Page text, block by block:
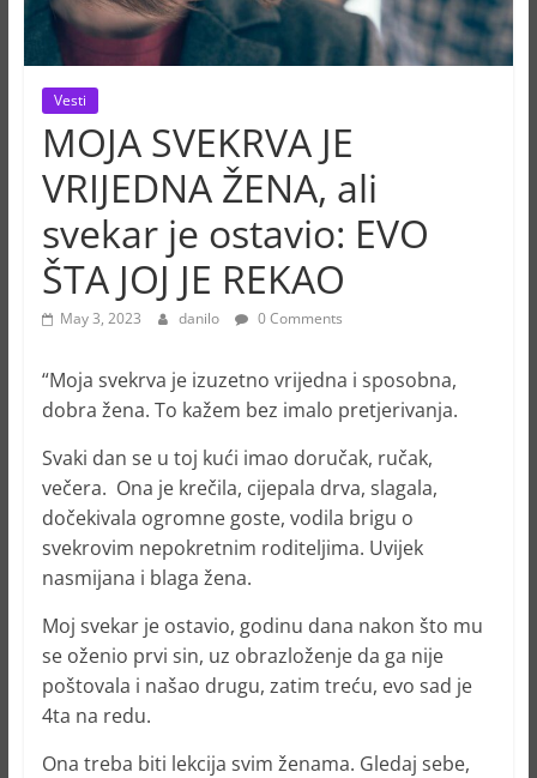
Vesti
MOJA SVEKRVA JE
VRIJEDNA ŽENA, ali
svekar je ostavio: EVO
ŠTA JOJ JE REKAO
May 3, 2023 danilo 0 Comments
“Moja svekrva je izuzetno vrijedna i sposobna,
dobra žena. To kažem bez imalo pretjerivanja.
Svaki dan se u toj kući imao doručak, ručak,
večera. Ona je krečila, cijepala drva, slagala,
dočekivala ogromne goste, vodila brigu o
svekrovim nepokretnim roditeljima. Uvijek
nasmijana i blaga žena.
Moj svekar je ostavio, godinu dana nakon što mu
se oženio prvi sin, uz obrazloženje da ga nije
poštovala i našao drugu, zatim treću, evo sad je
4ta na redu.
Ona treba biti lekcija svim ženama. Gledaj sebe,